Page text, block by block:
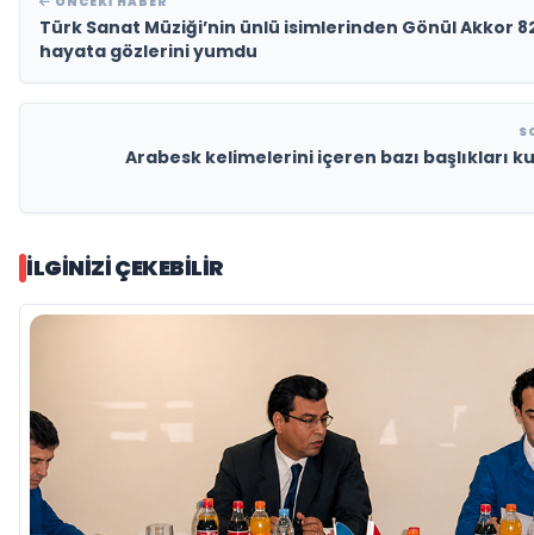
Türk Sanat Müziği’nin ünlü isimlerinden Gönül Akkor
hayata gözlerini yumdu
Arabesk kelimelerini içeren bazı başlıkları
İLGINIZI ÇEKEBILIR